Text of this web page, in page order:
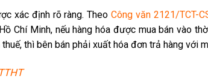
xác định rõ ràng. Theo Công văn 2121/TCT-
Chí Minh, nếu hàng hóa được mua bán vào
thì bên bán phải xuất hóa đơn trả hàng với